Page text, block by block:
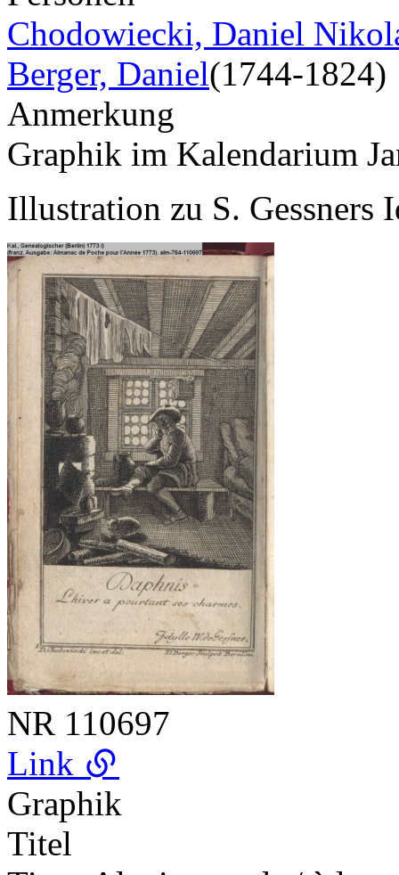
Chodowiecki, Daniel
Berger, Daniel(1744-1824)
Anmerkung
Graphik im Kalendarium
Illustration zu S. Gessners
NR 110697
Link
Graphik
Titel